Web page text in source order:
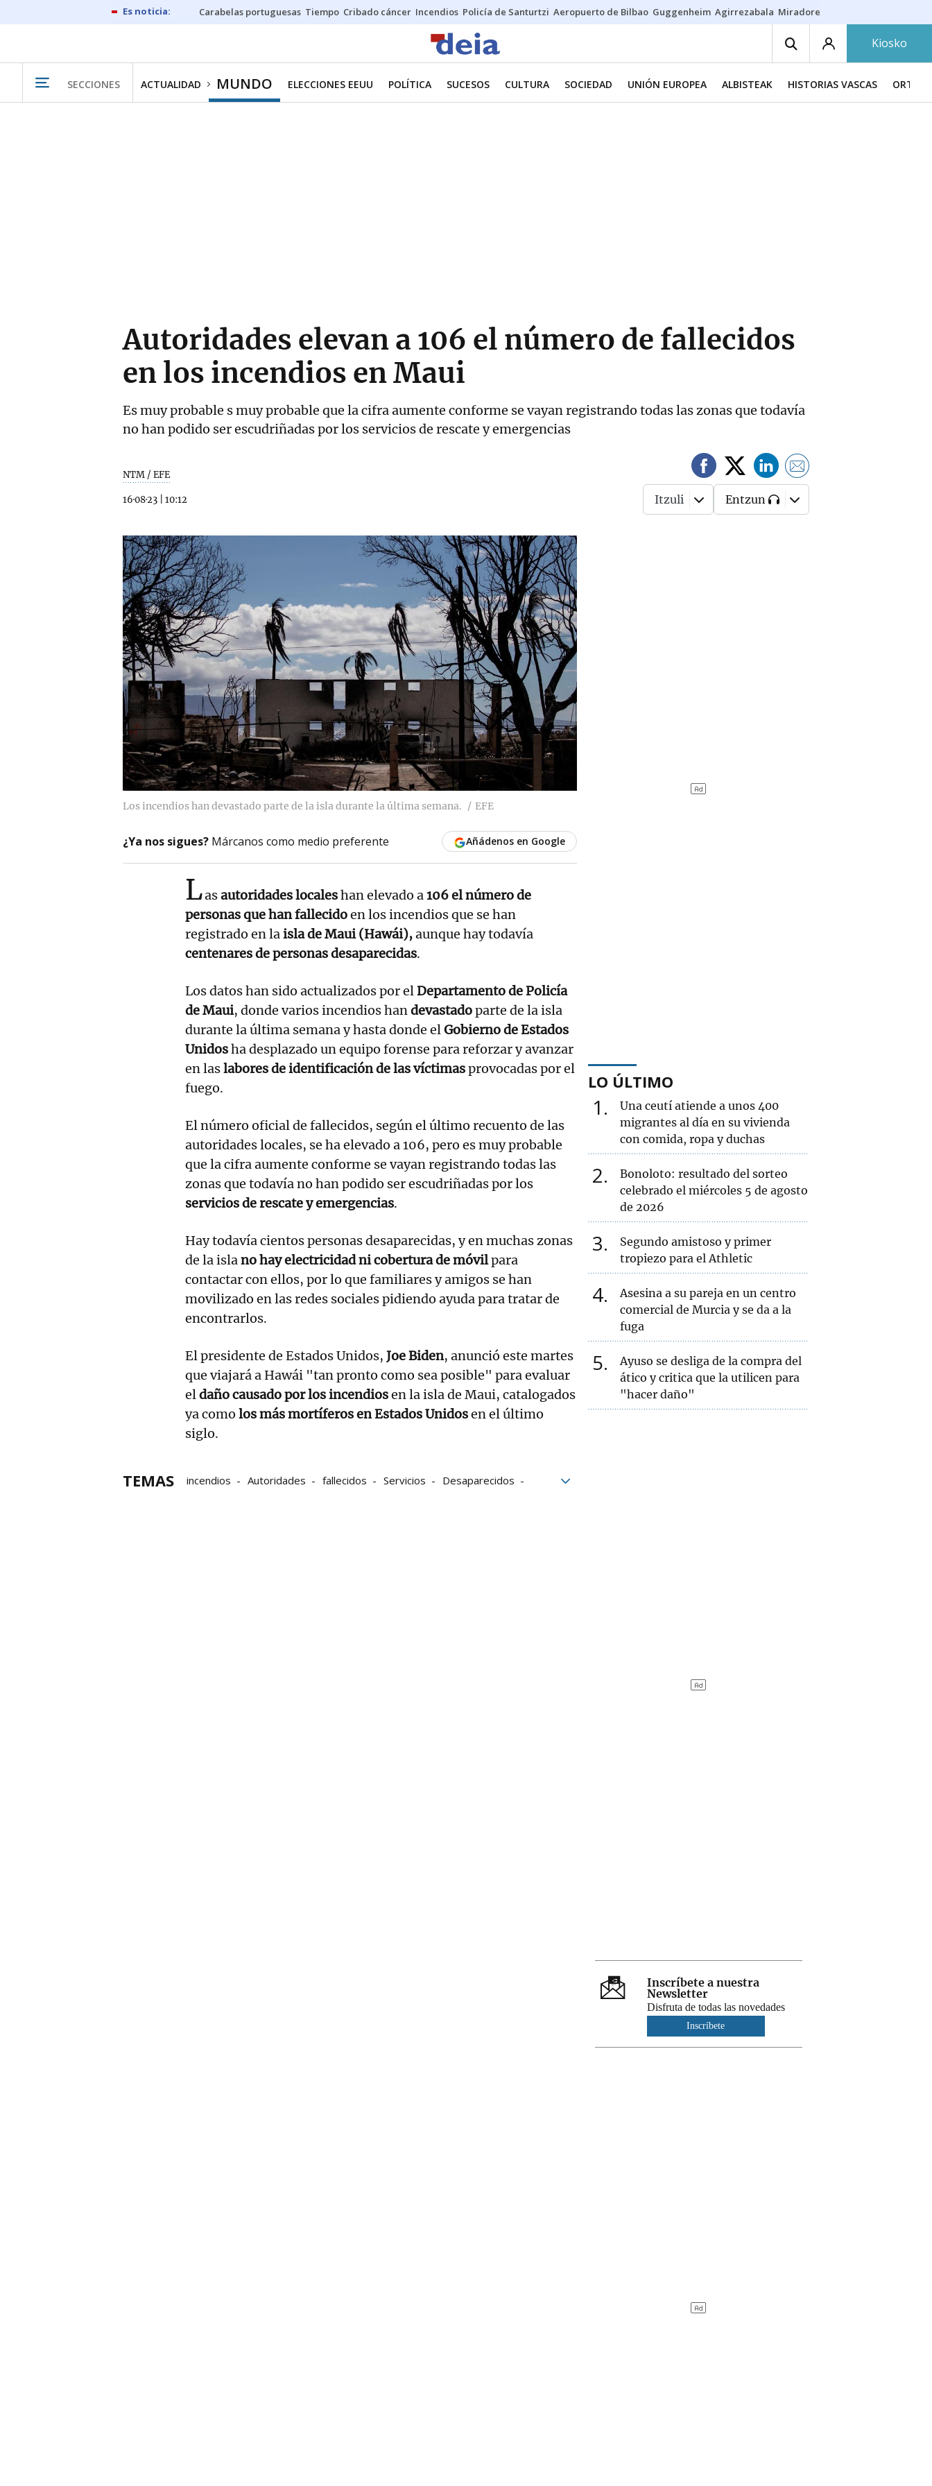
Carabelas portuguesas Tiempo Cribado cáncer Incendios Policía de Santurtzi Aeropuerto de Bilbao Guggenheim Agirrezabala Miradores en Bilbao
Kiosko
SECCIONES ACTUALIDAD MUNDO ELECCIONES EEUU POLÍTICA SUCESOS CULTURA SOCIEDAD UNIÓN EUROPEA ALBISTEAK HISTORIAS VASCAS
Autoridades elevan a 106 el número de fallecidos
en los incendios en Maui
Es muy probable s muy probable que la cifra aumente conforme se vayan registrando todas las zonas que todavía
no han podido ser escudriñadas por los servicios de rescate y emergencias
NTM / EFE
16·08·23 10:12 Itzuli Entzun
Los incendios han devastado parte de la isla durante la última semana. EFE
¿Ya nos sigues? Márcanos como medio preferente Añádenos en Google
Lasautoridades localeshan elevado a106 el número de
personas que han fallecidoen los incendios que se han
registrado en laisla de Maui (Hawái),aunque hay todavía
centenares de personas desaparecidas.
Los datos han sido actualizados por elDepartamento de Policía
de Maui, donde varios incendios handevastadoparte de la isla
durante la última semana y hasta donde elGobierno de Estados
Unidosha desplazado un equipo forense para reforzar y avanzar
en laslabores de identificación de las víctimasprovocadas por el
fuego.
El número oficial de fallecidos, según el último recuento de las
autoridades locales, se ha elevado a 106, pero es muy probable
que la cifra aumente conforme se vayan registrando todas las
zonas que todavía no han podido ser escudriñadas por los
servicios de rescate y emergencias.
Hay todavía cientos personas desaparecidas, y en muchas zonas
de la islano hay electricidad ni cobertura de móvilpara
contactar con ellos, por lo que familiares y amigos se han
movilizado en las redes sociales pidiendo ayuda para tratar de
encontrarlos.
El presidente de Estados Unidos, Joe Biden, anunció este martes
que viajará a Hawái "tan pronto como sea posible" para evaluar
eldaño causado por los incendiosen la isla de Maui, catalogados
ya como los más mortíferos en Estados Unidosen el último
siglo.
TEMAS incendios Autoridades fallecidos Servicios
Desaparecidos
LO ÚLTIMO
1
Una ceutí atiende a unos 400
migrantes al día en su vivienda
con comida, ropa y duchas
2
Bonoloto: resultado del sorteo
celebrado el miércoles 5 de agosto
de 2026
3
Segundo amistoso y primer
tropiezo para el Athletic
4
Asesina a su pareja en un centro
comercial de Murcia y se da a la
fuga
5
Ayuso se desliga de la compra del
ático y critica que la utilicen para
"hacer daño"
Inscríbete a nuestra
Newsletter
Disfruta de todas las novedades
Inscríbete